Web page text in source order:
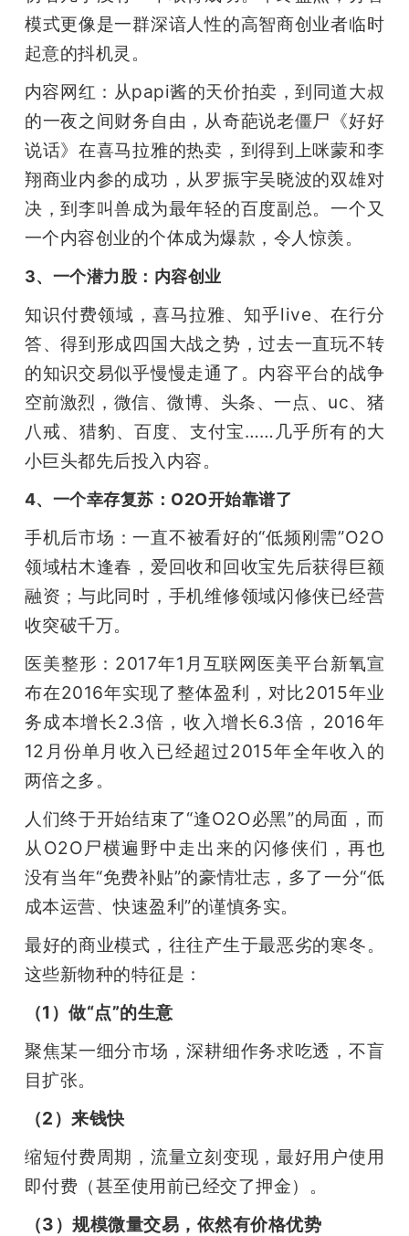
模式更像是一群深谙人性的高智商创业者临时
起意的抖机灵。
内容网红：从papi酱的天价拍卖，到同道大叔
的一夜之间财务自由，从奇葩说老僵尸《好好
说话》在喜马拉雅的热卖，到得到上咪蒙和李
翔商业内参的成功，从罗振宇吴晓波的双雄对
决，到李叫兽成为最年轻的百度副总。一个又
一个内容创业的个体成为爆款，令人惊羡。
3、一个潜力股：内容创业
知识付费领域，喜马拉雅、知乎live、在行分
答、得到形成四国大战之势，过去一直玩不转
的知识交易似乎慢慢走通了。内容平台的战争
空前激烈，微信、微博、头条、一点、uc、猪
八戒、猎豹、百度、支付宝……几乎所有的大
小巨头都先后投入内容。
4、一个幸存复苏：O2O开始靠谱了
手机后市场：一直不被看好的“低频刚需”O2O
领域枯木逢春，爱回收和回收宝先后获得巨额
融资；与此同时，手机维修领域闪修侠已经营
收突破千万。
医美整形：2017年1月互联网医美平台新氧宣
布在2016年实现了整体盈利，对比2015年业
务成本增长2.3倍，收入增长6.3倍，2016年
12月份单月收入已经超过2015年全年收入的
两倍之多。
人们终于开始结束了“逢O2O必黑”的局面，而
从O2O尸横遍野中走出来的闪修侠们，再也
没有当年“免费补贴”的豪情壮志，多了一分“低
成本运营、快速盈利”的谨慎务实。
最好的商业模式，往往产生于最恶劣的寒冬。
这些新物种的特征是：
（1）做“点”的生意
聚焦某一细分市场，深耕细作务求吃透，不盲
目扩张。
（2）来钱快
缩短付费周期，流量立刻变现，最好用户使用
即付费（甚至使用前已经交了押金）。
（3）规模微量交易，依然有价格优势